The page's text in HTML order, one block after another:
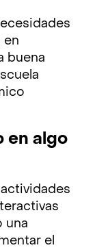
en
buena
en algo
una
el